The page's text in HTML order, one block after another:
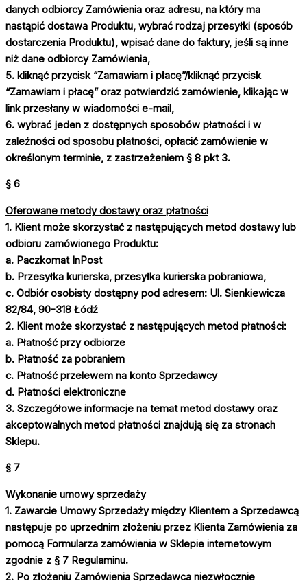
danych odbiorcy Zamówienia oraz adresu, na który ma
nastąpić dostawa Produktu, wybrać rodzaj przesyłki (sposób
dostarczenia Produktu), wpisać dane do faktury, jeśli są inne
niż dane odbiorcy Zamówienia,
5. kliknąć przycisk “Zamawiam i płacę”/kliknąć przycisk
“Zamawiam i płacę” oraz potwierdzić zamówienie, klikając w
link przesłany w wiadomości e-mail,
6. wybrać jeden z dostępnych sposobów płatności i w
zależności od sposobu płatności, opłacić zamówienie w
określonym terminie, z zastrzeżeniem § 8 pkt 3.
§ 6
Oferowane metody dostawy oraz płatności
1. Klient może skorzystać z następujących metod dostawy lub
odbioru zamówionego Produktu:
a. Paczkomat InPost
b. Przesyłka kurierska, przesyłka kurierska pobraniowa,
c. Odbiór osobisty dostępny pod adresem: Ul. Sienkiewicza
82/84, 90-318 Łódź
2. Klient może skorzystać z następujących metod płatności:
a. Płatność przy odbiorze
b. Płatność za pobraniem
c. Płatność przelewem na konto Sprzedawcy
d. Płatności elektroniczne
3. Szczegółowe informacje na temat metod dostawy oraz
akceptowalnych metod płatności znajdują się za stronach
Sklepu.
§ 7
Wykonanie umowy sprzedaży
1. Zawarcie Umowy Sprzedaży między Klientem a Sprzedawcą
następuje po uprzednim złożeniu przez Klienta Zamówienia za
pomocą Formularza zamówienia w Sklepie internetowym
zgodnie z § 7 Regulaminu.
2. Po złożeniu Zamówienia Sprzedawca niezwłocznie